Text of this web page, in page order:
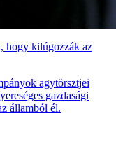
hogy kilúgozzák az
agytörsztjei
gazdasági
államból él.